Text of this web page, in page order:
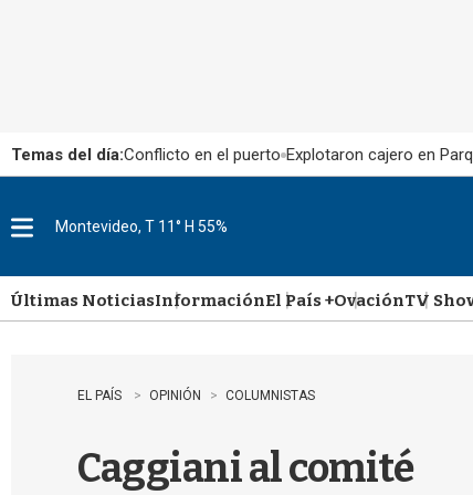
Temas del día:Conflicto en el puerto Explotaron cajero en
u
Montevideo, T 11° H 55%
Últimas NoticiasInformaciónEl País +OvaciónTV
EL PAÍS OPINIÓN COLUMNISTAS
Caggiani al comité